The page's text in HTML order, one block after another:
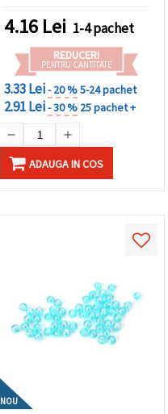
4.16 Lei 1-4 pachet
REDUCERI
PENTRU CANTITATE
3.33 Lei- 20 %5-24 pachet
2.91 Lei- 30 % 25 pachet +
ADAUGA IN COS
NOU